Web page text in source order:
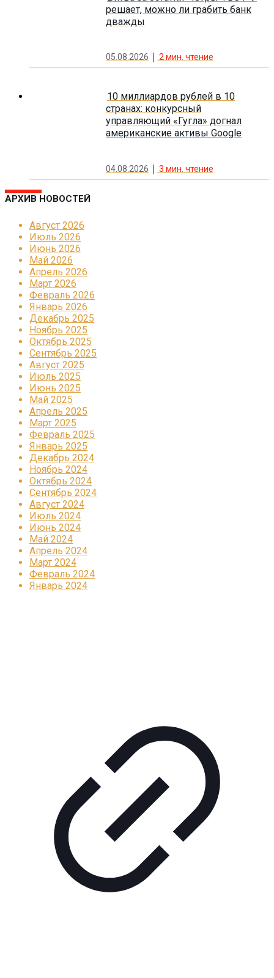
решает, можно ли грабить банк
дважды
05.08.2026 2 мин. чтение
10 миллиардов рублей в 10
странах: конкурсный
управляющий «Гугла» догнал
американские активы Google
04.08.2026 3 мин. чтение
АРХИВ НОВОСТЕЙ
Август 2026
Июль 2026
Июнь 2026
Май 2026
Апрель 2026
Март 2026
Февраль 2026
Январь 2026
Декабрь 2025
Ноябрь 2025
Октябрь 2025
Сентябрь 2025
Август 2025
Июль 2025
Июнь 2025
Май 2025
Апрель 2025
Март 2025
Февраль 2025
Январь 2025
Декабрь 2024
Ноябрь 2024
Октябрь 2024
Сентябрь 2024
Август 2024
Июль 2024
Июнь 2024
Май 2024
Апрель 2024
Март 2024
Февраль 2024
Январь 2024